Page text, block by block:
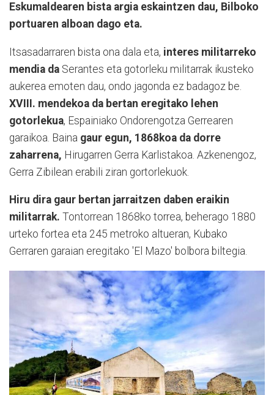
Eskumaldearen bista argia eskaintzen dau, Bilboko
portuaren alboan dago eta.
Itsasadarraren bista ona dala eta, interes militarreko
mendia da Serantes eta gotorleku militarrak ikusteko
aukerea emoten dau, ondo jagonda ez badagoz be.
XVIII. mendekoa da bertan eregitako lehen
gotorlekua, Espainiako Ondorengotza Gerrearen
garaikoa. Baina gaur egun, 1868koa da dorre
zaharrena, Hirugarren Gerra Karlistakoa. Azkenengoz,
Gerra Zibilean erabili ziran gortorlekuok.
Hiru dira gaur bertan jarraitzen daben eraikin
militarrak. Tontorrean 1868ko torrea, beherago 1880
urteko fortea eta 245 metroko altueran, Kubako
Gerraren garaian eregitako 'El Mazo' bolbora biltegia.